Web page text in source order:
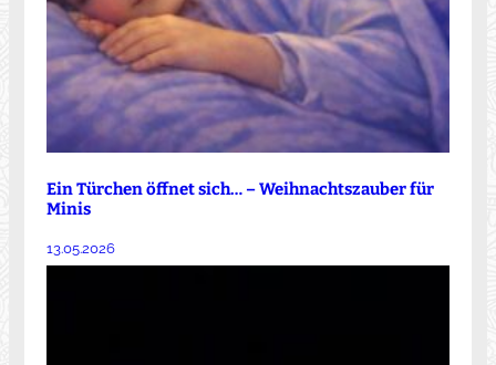
Ein Türchen öffnet sich… – Weihnachtszauber für
Minis
13.05.2026